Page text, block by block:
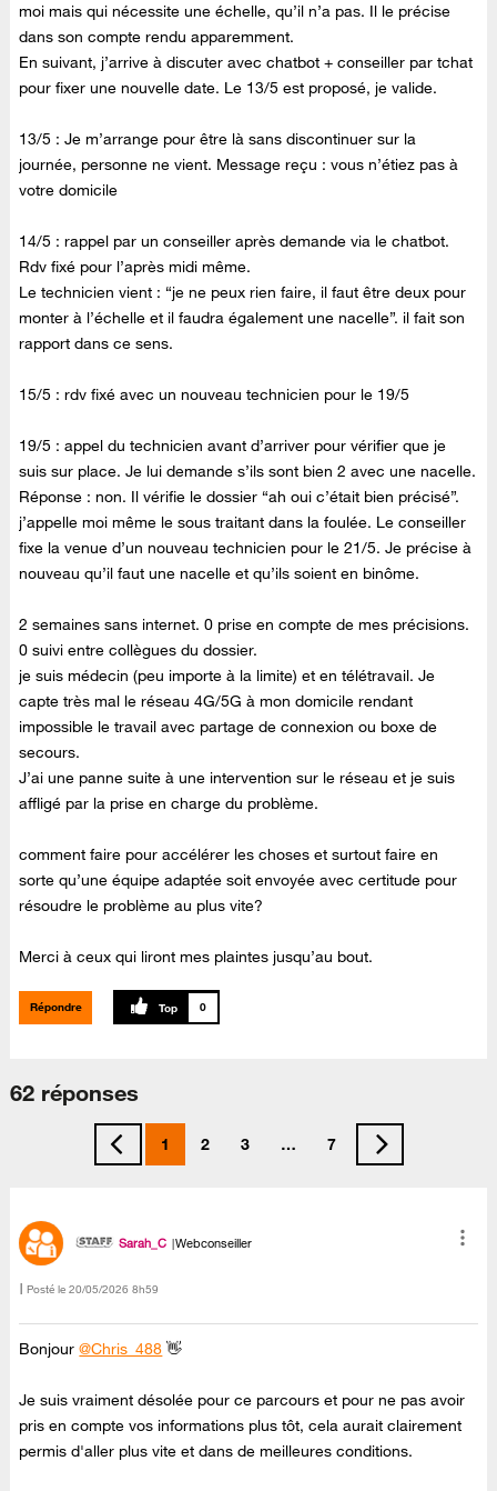
moi mais qui nécessite une échelle, qu’il n’a pas. Il le précise
dans son compte rendu apparemment.
En suivant, j’arrive à discuter avec chatbot + conseiller par tchat
pour fixer une nouvelle date. Le 13/5 est proposé, je valide.
13/5 : Je m’arrange pour être là sans discontinuer sur la
journée, personne ne vient. Message reçu : vous n’étiez pas à
votre domicile
14/5 : rappel par un conseiller après demande via le chatbot.
Rdv fixé pour l’après midi même.
Le technicien vient : “je ne peux rien faire, il faut être deux pour
monter à l’échelle et il faudra également une nacelle”. il fait son
rapport dans ce sens.
15/5 : rdv fixé avec un nouveau technicien pour le 19/5
19/5 : appel du technicien avant d’arriver pour vérifier que je
suis sur place. Je lui demande s’ils sont bien 2 avec une nacelle.
Réponse : non. Il vérifie le dossier “ah oui c’était bien précisé”.
j’appelle moi même le sous traitant dans la foulée. Le conseiller
fixe la venue d’un nouveau technicien pour le 21/5. Je précise à
nouveau qu’il faut une nacelle et qu’ils soient en binôme.
2 semaines sans internet. 0 prise en compte de mes précisions.
0 suivi entre collègues du dossier.
je suis médecin (peu importe à la limite) et en télétravail. Je
capte très mal le réseau 4G/5G à mon domicile rendant
impossible le travail avec partage de connexion ou boxe de
secours.
J’ai une panne suite à une intervention sur le réseau et je suis
affligé par la prise en charge du problème.
comment faire pour accélérer les choses et surtout faire en
sorte qu’une équipe adaptée soit envoyée avec certitude pour
résoudre le problème au plus vite?
Merci à ceux qui liront mes plaintes jusqu’au bout.
Répondre 0
62 réponses
1 2 3 … 7
Sarah_C Webconseiller
Posté le ‎20/05/2026 8h59
Bonjour@Chris_488 👋
Je suis vraiment désolée pour ce parcours et pour ne pas avoir
pris en compte vos informations plus tôt, cela aurait clairement
permis d'aller plus vite et dans de meilleures conditions.